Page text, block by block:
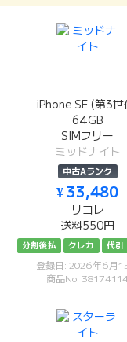
iPhone SE (第3世
64GB
SIMフリー
ミッドナイト
中古Aランク
¥ 33,480
リコレ
送料550円
分割後払 クレカ 代引
登録日: 2026年6月
商品No: